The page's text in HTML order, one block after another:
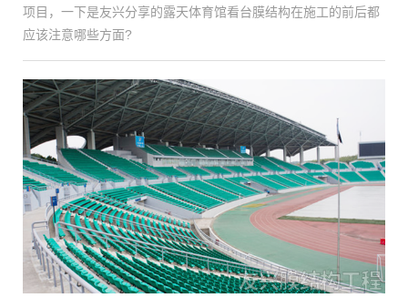
项目，一下是友兴分享的露天体育馆看台膜结构在施工的前后都
应该注意哪些方面?